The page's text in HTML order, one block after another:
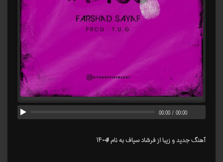
00:00/00:00
آهنگ جدید و زیبا از فرشاد سیاف به نام #۱۴۰۰